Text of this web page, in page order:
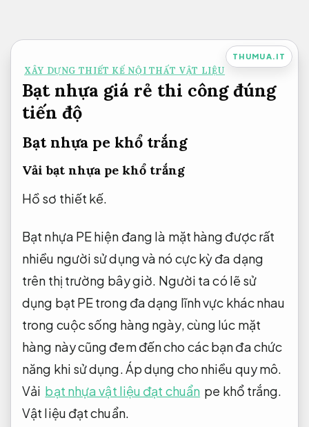
nội
dung
THUMUA.IT
XÂY DỰNG THIẾT KẾ NỘI THẤT VẬT LIỆU
Bạt nhựa giá rẻ thi công đúng
tiến độ
Bạt nhựa pe khổ trắng
Vải bạt nhựa pe khổ trắng
Hồ sơ thiết kế.
Bạt nhựa PE hiện đang là mặt hàng được rất
nhiều người sử dụng và nó cực kỳ đa dạng
trên thị trường bây giờ. Người ta có lẽ sử
dụng bạt PE trong đa dạng lĩnh vực khác nhau
trong cuộc sống hàng ngày, cùng lúc mặt
hàng này cũng đem đến cho các bạn đa chức
năng khi sử dụng.Áp dụng cho nhiều quy mô.
Vải bạt nhựa vật liệu đạt chuẩn pe khổ trắng.
Vật liệu đạt chuẩn.